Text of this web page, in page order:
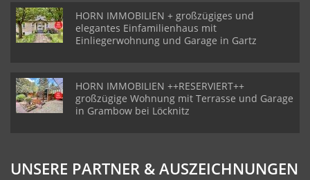
HORN IMMOBILIEN + großzügiges und
elegantes Einfamilienhaus mit
Einliegerwohnung und Garage in Gartz
HORN IMMOBILIEN ++RESERVIERT++
großzügige Wohnung mit Terrasse und Garage
in Grambow bei Löcknitz
UNSERE PARTNER & AUSZEICHNUNGEN